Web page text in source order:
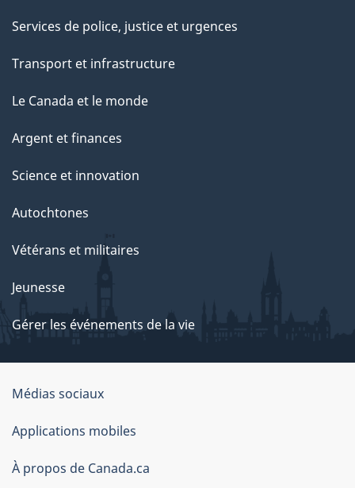
Services de police, justice et urgences
Transport et infrastructure
Le Canada et le monde
Argent et finances
Science et innovation
Autochtones
Vétérans et militaires
Jeunesse
Gérer les événements de la vie
Organisation
du
gouvernement
du
Médias sociaux
Applications mobiles
À propos de Canada.ca